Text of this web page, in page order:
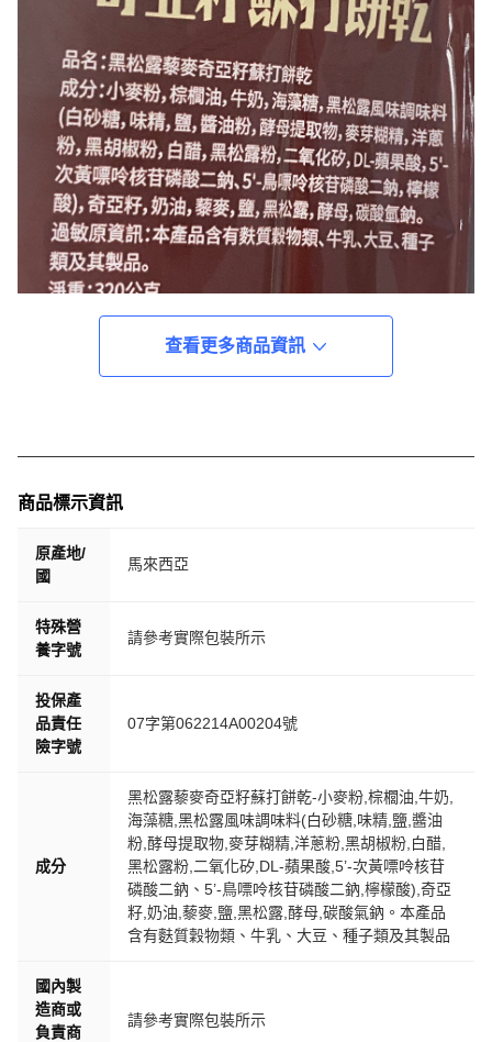
查看更多商品資訊
商品標示資訊
原產地/
國
馬來西亞
特殊營
養字號
請參考實際包裝所示
投保產
品責任
險字號
07字第062214A00204號
成分
黑松露藜麥奇亞籽蘇打餅乾-小麥粉,棕櫚油,牛奶,
海藻糖,黑松露風味調味料(白砂糖,味精,鹽,醬油
粉,酵母提取物,麥芽糊精,洋蔥粉,黑胡椒粉,白醋,
黑松露粉,二氧化矽,DL-蘋果酸,5’-次黃嘌呤核苷
磷酸二鈉、5’-鳥嘌呤核苷磷酸二鈉,檸檬酸),奇亞
籽,奶油,藜麥,鹽,黑松露,酵母,碳酸氣鈉。本產品
含有麩質穀物類、牛乳、大豆、種子類及其製品
國內製
造商或
負責商
請參考實際包裝所示